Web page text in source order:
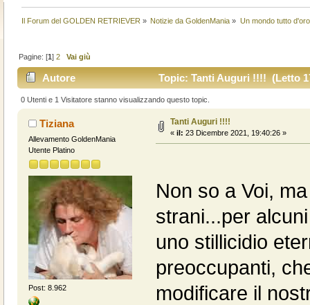
Il Forum del GOLDEN RETRIEVER » Notizie da GoldenMania » Un mondo tutto
Pagine: [1]2 Vai giù
Autore Topic: Tanti Auguri !!!! (Letto
0 Utenti e 1 Visitatore stanno visualizzando questo topic.
Tiziana
Allevamento GoldenMania
Utente Platino
Post: 8.962
Tanti Auguri !!!!
« il: 23 Dicembre 2021, 19:40:26 »
Non so a Voi,
strani...per
uno stillicidio
preoccupanti,
modificare il